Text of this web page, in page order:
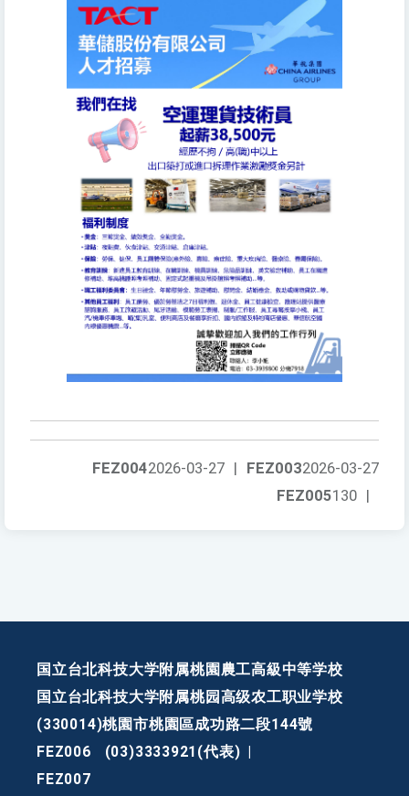
FEZ0032026-03-27
FEZ0042026-03-27 |
FEZ005130 |
国立台北科技大学附属桃園農工高級中等学校
国立台北科技大学附属桃园高级农工职业学校
(330014)桃園市桃園區成功路二段144號
FEZ006
(03)3333921(代表) |
FEZ007